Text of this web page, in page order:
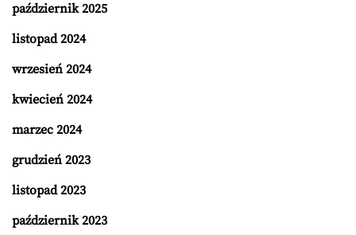
październik 2025
listopad 2024
wrzesień 2024
kwiecień 2024
marzec 2024
grudzień 2023
listopad 2023
październik 2023